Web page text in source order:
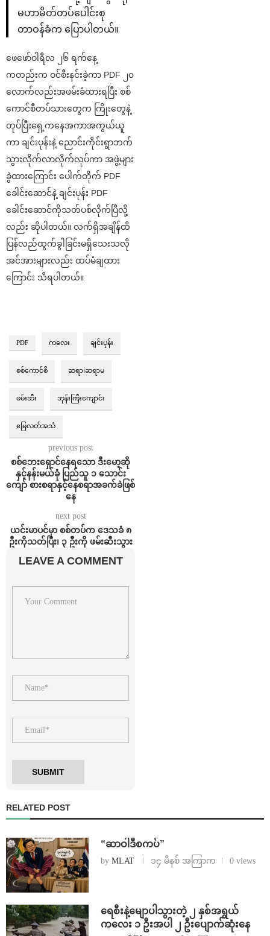
မဟာမိတ်တပ်ပေါင်းစု
တာဝန်ခံက ပြောပါတယ်။
ဖေဖော်ဝါရီလ ၂၆ ရက်နေ့
ကတည်းက ဝင်စီးနင်းခဲ့ကာ PDF ၂၀
လောက်လည်းအဖမ်းခံထားရပြီး စစ်
ကောင်စီတပ်သားတွေက ကြိုးတွေနဲ့
တုပ်ပြီးရှေ့ကနေအကာအကွယ်ယူ
ကာ ချင်းပုန်းနဲ့ ညောင်းကိုင်းရွာဘက်
သွားလိုက်လာလိုက်လုပ်ကာ အဖွဲ့များ
ခွဲထားကြောင်း ပေါက်တိုက် PDF
ခေါင်းဆောင်နဲ့ ချင်းပုန်း PDF
ခေါင်းဆောင်ကိုသတ်ပစ်လိုက်ပြီလို့
လည်း ဆိုပါတယ်။ လက်ရှိအချိန်ထိ
ပြန်လည်ထွက်ခွါခြင်းမရှိသေးသလို
အင်အားများလည်း ထပ်မံချထား
ကြောင်း သိရပါတယ်။
PDF ကလေး ချင်းပုန်း
စစ်ကောင်စီ ဆရာ၊ဆရာမ
ဖမ်းဆီး ဘုန်းကြီးကျောင်း
မြေလတ်အသံ
previous post
စစ်ဘေးရှောင်နေရသော ဒီးမော့ဆို
နှင့်နန်းမယ်ခုံ ပြည်သူ ၁ သောင်း
ကျော် စားစရာနှင့်နေစရာအခက်ခဲဖြစ်
နေ
next post
ယင်းမာပင်မှာ စစ်တပ်က ဒေသခံ ၈
ဦးကိုသတ်ပြီး၊ ၃ ဦးကို ဖမ်းဆီးသွား
LEAVE A COMMENT
RELATED POST
“ဆာဝါဒီစကပ်”
by MLAT ၁၄ မိနစ် အကြာက 0 views
ရေစီးနဲ့မျောပါသွားတဲ့ ၂ နှစ်အရွယ်
ကလေး ၁ ဦးအပါ ၂ ဦးပျောက်ဆုံးနေ